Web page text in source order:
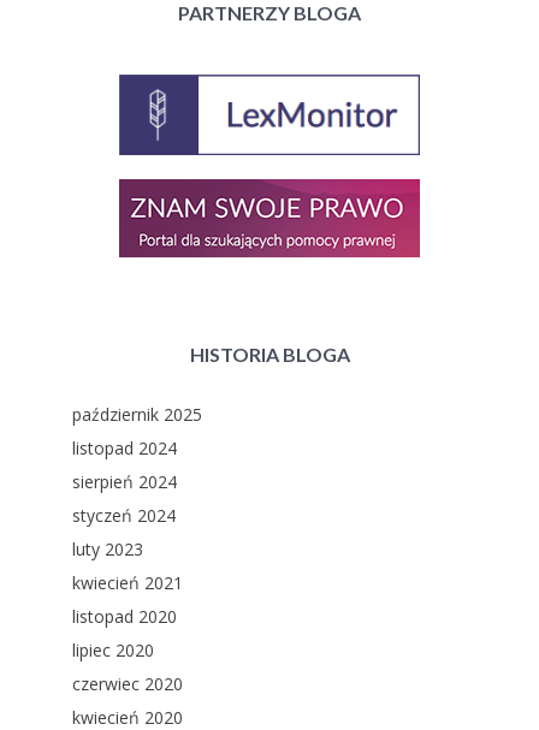
PARTNERZY BLOGA
HISTORIA BLOGA
październik 2025
listopad 2024
sierpień 2024
styczeń 2024
luty 2023
kwiecień 2021
listopad 2020
lipiec 2020
czerwiec 2020
kwiecień 2020